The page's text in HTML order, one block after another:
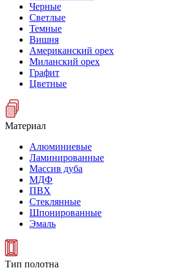
Черные
Светлые
Темные
Вишня
Американский орех
Миланский орех
Графит
Цветные
Материал
Алюминиевые
Ламинированные
Массив дуба
МДФ
ПВХ
Стеклянные
Шпонированные
Эмаль
Тип полотна